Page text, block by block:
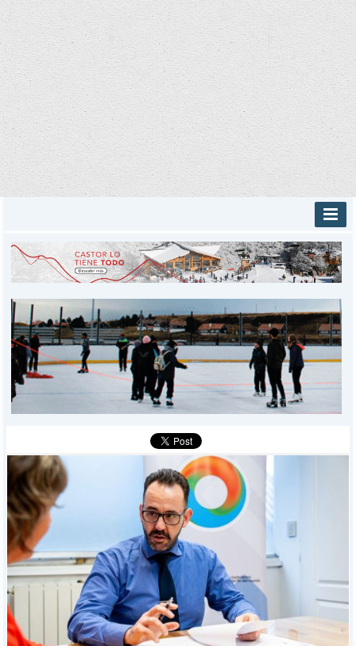
INICIO
PROVINCIALES
DEPORTES
POLICIALES
I-DIARIO
MÁS
BÚSQUEDA